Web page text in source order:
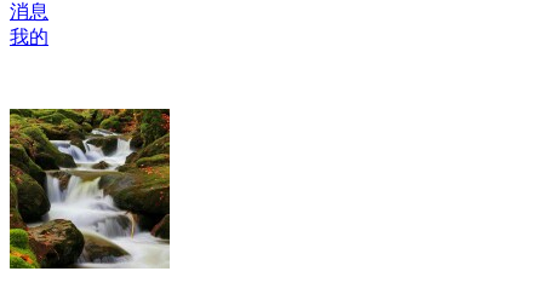
消息
我的